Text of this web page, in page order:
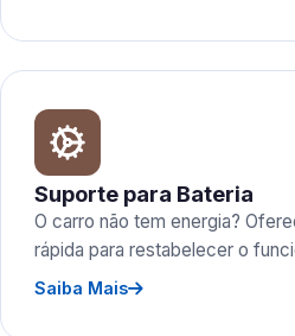
Suporte para Bateria
O carro não tem energia?
rápida para restabelecer o
Saiba Mais